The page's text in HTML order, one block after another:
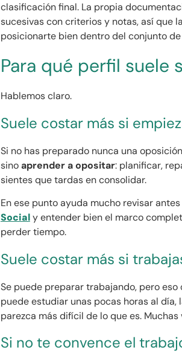
clasificación final. La propia
sucesivas con criterios y notas, así que
posicionarte bien dentro del conjunto
Para qué perfil suele
Hablemos claro.
Suele costar más si
Si no has preparado nunca una
sinoaprender a opositar: planificar,
sientes que tardas en consolidar.
En ese punto ayuda mucho revisar
Socialy entender bien el marco
perder tiempo.
Suele costar más si
Se puede preparar trabajando, pero
puede estudiar unas pocas horas al
parezca más difícil de lo que es.
Si no te convence el